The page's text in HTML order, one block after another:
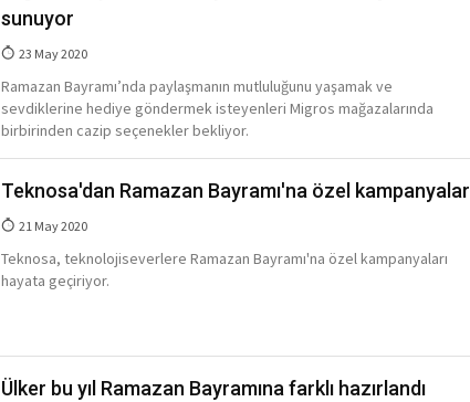
sunuyor
23 May 2020
Ramazan Bayramı’nda paylaşmanın mutluluğunu yaşamak ve
sevdiklerine hediye göndermek isteyenleri Migros mağazalarında
birbirinden cazip seçenekler bekliyor.
Teknosa'dan Ramazan Bayramı'na özel kampanyalar
21 May 2020
Teknosa, teknolojiseverlere Ramazan Bayramı'na özel kampanyaları
hayata geçiriyor.
Ülker bu yıl Ramazan Bayramına farklı hazırlandı